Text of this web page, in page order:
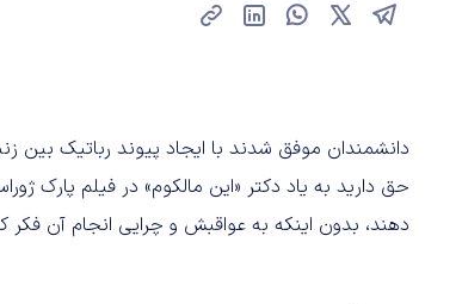
دانشمندان موفق شدند با ایجاد پیوند رباتیک بین
حق دارید به یاد دکتر «این مالکوم» در فیلم پارک
دهند، بدون اینکه به عواقبش و چرایی انجام آن فکر